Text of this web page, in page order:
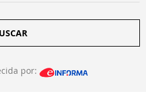
por: